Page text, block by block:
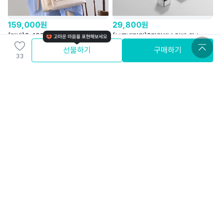
159,000원
[가방]6,493%달성 430g l
패드수납 보부상들을 위한 이지
플랩백
Mi Aout(미 우트)
29,800원
[보조배터리]2만원대ㅣ업계 최초
'DualFlow™케이블' 탑재한 초소형
33
선물하기 구매하기